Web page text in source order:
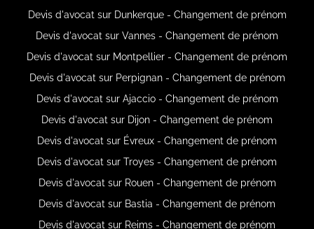
Devis d'avocat sur Dunkerque - Changement de prénom
Devis d'avocat sur Vannes - Changement de prénom
Devis d'avocat sur Montpellier - Changement de prénom
Devis d'avocat sur Perpignan - Changement de prénom
Devis d'avocat sur Ajaccio - Changement de prénom
Devis d'avocat sur Dijon - Changement de prénom
Devis d'avocat sur Évreux - Changement de prénom
Devis d'avocat sur Troyes - Changement de prénom
Devis d'avocat sur Rouen - Changement de prénom
Devis d'avocat sur Bastia - Changement de prénom
Devis d'avocat sur Reims - Changement de prénom